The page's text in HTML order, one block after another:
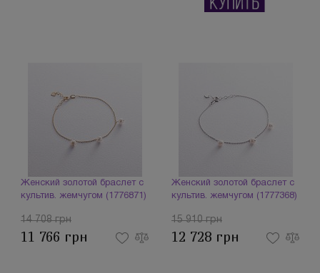
Женский золотой браслет с
культив. жемчугом (1776871)
14 708 грн
11 766 грн
Женский золотой браслет с
культив. жемчугом (1777368)
15 910 грн
12 728 грн